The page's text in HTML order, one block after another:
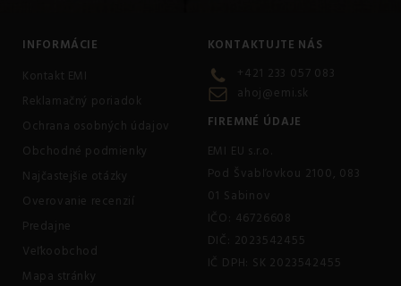
INFORMÁCIE
Kontakt EMI
Reklamačný poriadok
Ochrana osobných údajov
Obchodné podmienky
Najčastejšie otázky
Overovanie recenzií
Predajne
Veľkoobchod
Mapa stránky
KONTAKTUJTE NÁS
+421 233 057 083
ahoj@emi.sk
FIREMNÉ ÚDAJE
EMI EU s.r.o.
Pod Švabľovkou 2100, 083
01 Sabinov
IČO: 46726608
DIČ: 2023542455
IČ DPH: SK 2023542455